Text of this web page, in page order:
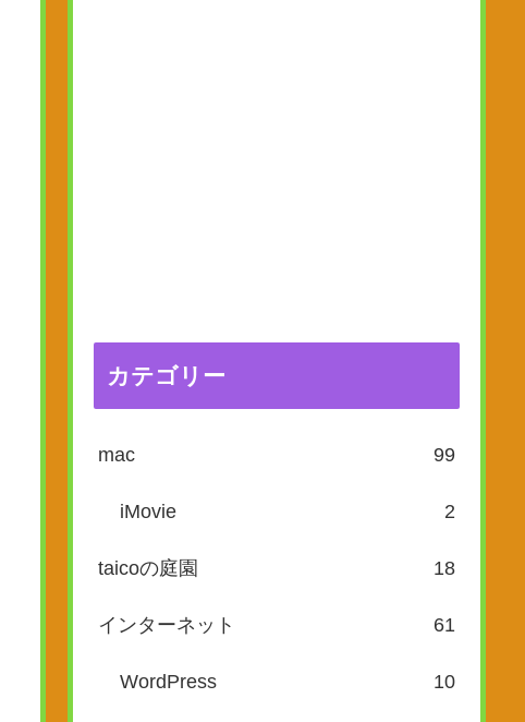
カテゴリー
mac 99
iMovie 2
taicoの庭園 18
インターネット 61
WordPress 10